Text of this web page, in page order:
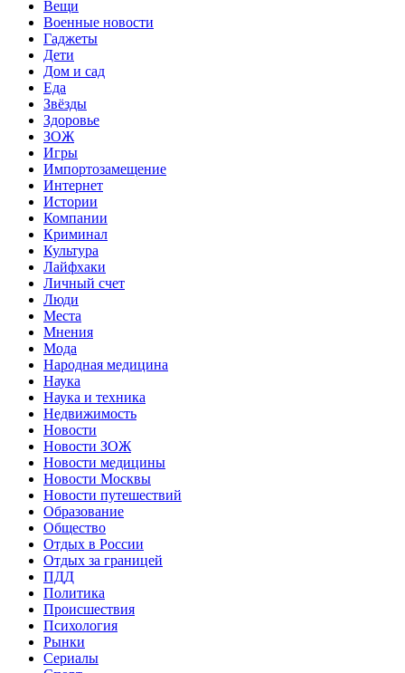
Вещи
Военные новости
Гаджеты
Дети
Дом и сад
Еда
Звёзды
Здоровье
ЗОЖ
Игры
Импортозамещение
Интернет
Истории
Компании
Криминал
Культура
Лайфхаки
Личный счет
Люди
Места
Мнения
Мода
Народная медицина
Наука
Наука и техника
Недвижимость
Новости
Новости ЗОЖ
Новости медицины
Новости Москвы
Новости путешествий
Образование
Общество
Отдых в России
Отдых за границей
ПДД
Политика
Происшествия
Психология
Рынки
Сериалы